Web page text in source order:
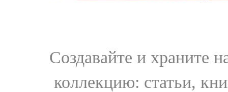
Создавайте и храните
коллекцию: статьи,